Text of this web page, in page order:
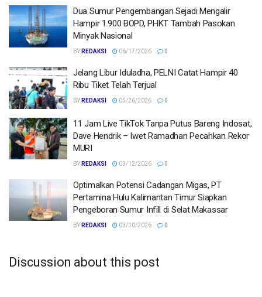
Dua Sumur Pengembangan Sejadi Mengalir
Hampir 1.900 BOPD, PHKT Tambah Pasokan
Minyak Nasional
BY REDAKSI 06/17/2026 0
Jelang Libur Iduladha, PELNI Catat Hampir 40
Ribu Tiket Telah Terjual
BY REDAKSI 05/26/2026 0
11 Jam Live TikTok Tanpa Putus Bareng Indosat,
Dave Hendrik – Iwet Ramadhan Pecahkan Rekor
MURI
BY REDAKSI 03/12/2026 0
Optimalkan Potensi Cadangan Migas, PT
Pertamina Hulu Kalimantan Timur Siapkan
Pengeboran Sumur Infill di Selat Makassar
BY REDAKSI 03/10/2026 0
Discussion about this post